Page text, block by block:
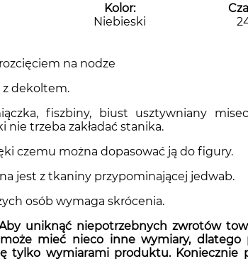
Kolor:
Niebieski
na nodze
z dekoltem.
fiszbiny, biust usztywniany
nie trzeba zakładać stanika.
czemu można dopasować ją do figury.
jest z tkaniny przypominającej jedwab.
osób wymaga skrócenia.
Aby uniknąć niepotrzebnych zwrotów
mieć nieco inne wymiary, dlatego
tylko wymiarami produktu. Koniecznie